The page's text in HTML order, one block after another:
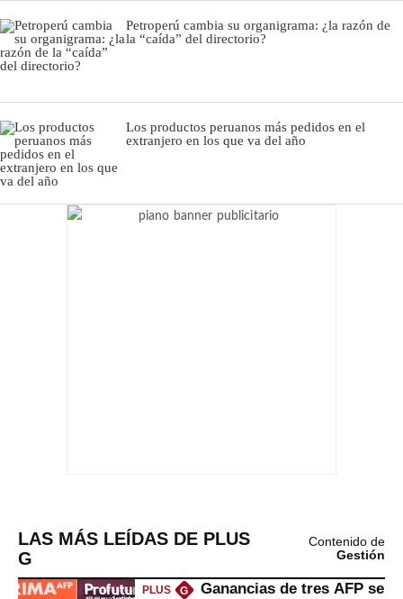
Petroperú cambia su organigrama: ¿la razón de
la “caída” del directorio?
Los productos peruanos más pedidos en el
extranjero en los que va del año
LAS MÁS LEÍDAS DE PLUS
G
Contenido de
Gestión
PLUS G
Ganancias de tres AFP se